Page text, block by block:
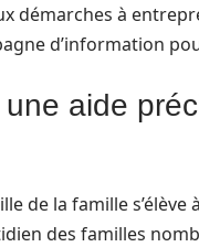
démarches à
d’information
aide
de la famille s’élève à
des familles